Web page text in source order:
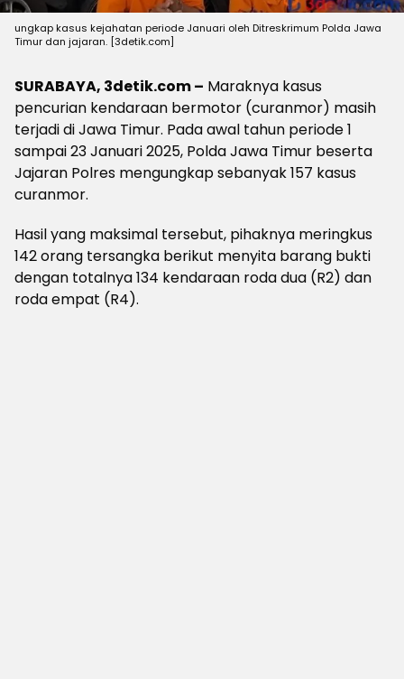
ungkap kasus kejahatan periode Januari oleh Ditreskrimum Polda Jawa
Timur dan jajaran. [3detik.com]
SURABAYA, 3detik.com – Maraknya kasus
pencurian kendaraan bermotor (curanmor) masih
terjadi di Jawa Timur. Pada awal tahun periode 1
sampai 23 Januari 2025, Polda Jawa Timur beserta
Jajaran Polres mengungkap sebanyak 157 kasus
curanmor.
Hasil yang maksimal tersebut, pihaknya meringkus
142 orang tersangka berikut menyita barang bukti
dengan totalnya 134 kendaraan roda dua (R2) dan
roda empat (R4).